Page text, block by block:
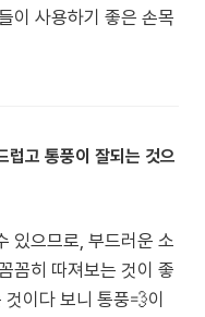
이 사용하기 좋은 손목
럽고 통풍이 잘되는 것으
있으므로, 부드러운 소
꼼히 따져보는 것이 좋
이다 보니 통풍💨이